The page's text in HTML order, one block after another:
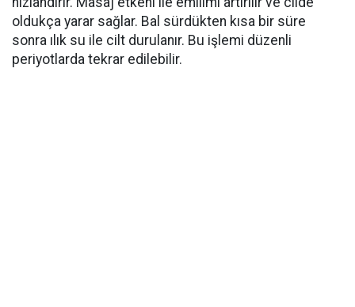
oldukça yarar sağlar. Bal sürdükten kısa bir süre
sonra ılık su ile cilt durulanır. Bu işlemi düzenli
periyotlarda tekrar edilebilir.